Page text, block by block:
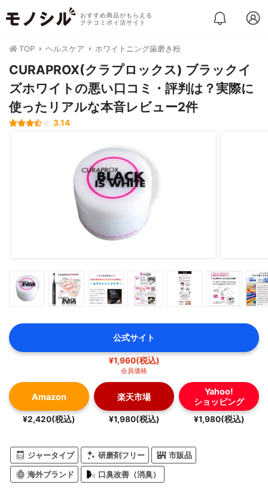
おすすめ商品がもらえる
クチコミポイ活サイト
TOP ヘルスケア ホワイトニング歯磨き粉
CURAPROX(クラプロックス) ブラックイ
ズホワイトの悪い口コミ・評判は？実際に
使ったリアルな本音レビュー2件
3.14
公式サイト
¥1,960(税込)
会員価格
Amazon
¥2,420(税込)
楽天市場
¥1,980(税込)
Yahoo!
ショッピング
¥1,980(税込)
ジャータイプ 研磨剤フリー 市販品
海外ブランド 口臭改善（消臭）